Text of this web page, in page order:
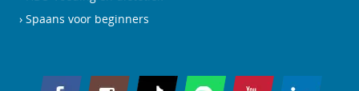
Spaans voor beginners